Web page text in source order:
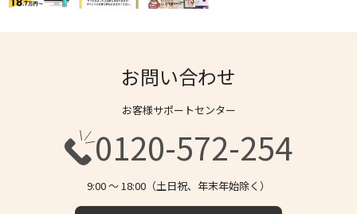
お問い合わせ
お客様サポートセンター
0120-572-254
9:00 〜 18:00（土日祝、年末年始除く）